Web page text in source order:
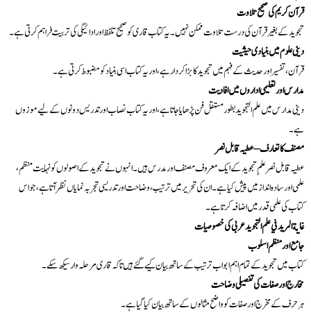
قرآن کریم کی صحیح تلاوت
تجوید کے بغیر قرآن کی درست تلاوت ممکن نہیں۔ یہ کتاب قاری کو صحیح تلفظ اور ادائیگی کی تربیت فراہم کرتی ہے۔
دینی علوم میں بنیادی حیثیت
قرآن، تفسیر اور حدیث کے فہم میں تجوید کا بڑا کردار ہے، اور یہ کتاب اسی بنیاد کو مضبوط کرتی ہے۔
مدارس اور تعلیمی اداروں میں افادیت
دینی مدارس میں علم التجوید بطور مستقل فن پڑھایا جاتا ہے، اور یہ کتاب نصاب اور تدریس دونوں کے لیے موزوں
ہے۔
مصنف کا تعارف – عطیہ قابل نصر
عطیہ قابل نصر علمِ تجوید کے ایک معروف مصنف اور مدرس ہیں۔ انہوں نے تجوید کے اصولوں کو نہایت منظم،
علمی اور سادہ انداز میں پیش کیا ہے۔ ان کی تحریر میں ترتیب، وضاحت اور تدریسی تجربہ نمایاں نظر آتا ہے، جو اس
کتاب کی علمی قدر میں اضافہ کرتا ہے۔
غاية المريد في علم التجويد عربی کی خصوصیات
جامع اور منظم اسلوب
کتاب میں تجوید کے تمام اہم ابواب ترتیب کے ساتھ بیان کیے گئے ہیں تاکہ قاری مرحلہ وار سیکھ سکے۔
مخارج اور صفات کی تفصیلی وضاحت
ہر حرف کے مخرج اور صفات کو واضح مثالوں کے ساتھ بیان کیا گیا ہے۔